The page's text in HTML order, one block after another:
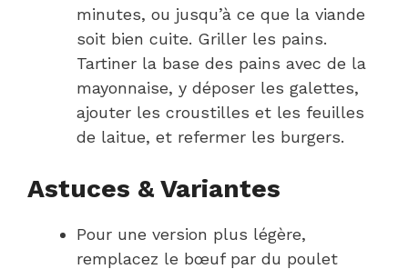
minutes, ou jusqu’à ce que la viande
soit bien cuite. Griller les pains.
Tartiner la base des pains avec de la
mayonnaise, y déposer les galettes,
ajouter les croustilles et les feuilles
de laitue, et refermer les burgers.
Astuces & Variantes
Pour une version plus légère,
remplacez le bœuf par du poulet